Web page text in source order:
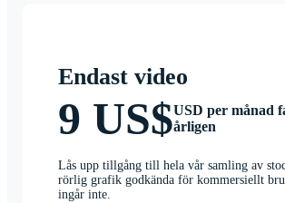
Endast video
9 US$USD per månad
årligen
Lås upp tillgång till hela vår samling av
rörlig grafik godkända för kommersiellt
ingår inte.